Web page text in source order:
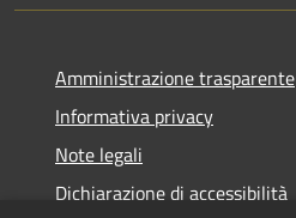
Amministrazione trasparente
Informativa privacy
Note legali
Dichiarazione di accessibilità